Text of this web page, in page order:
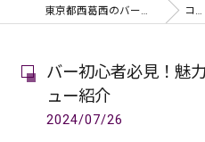
東京都西葛西のバーならPUB & BAR Lien コラム
バー初心者必見！魅
ュー紹介
2024/07/26